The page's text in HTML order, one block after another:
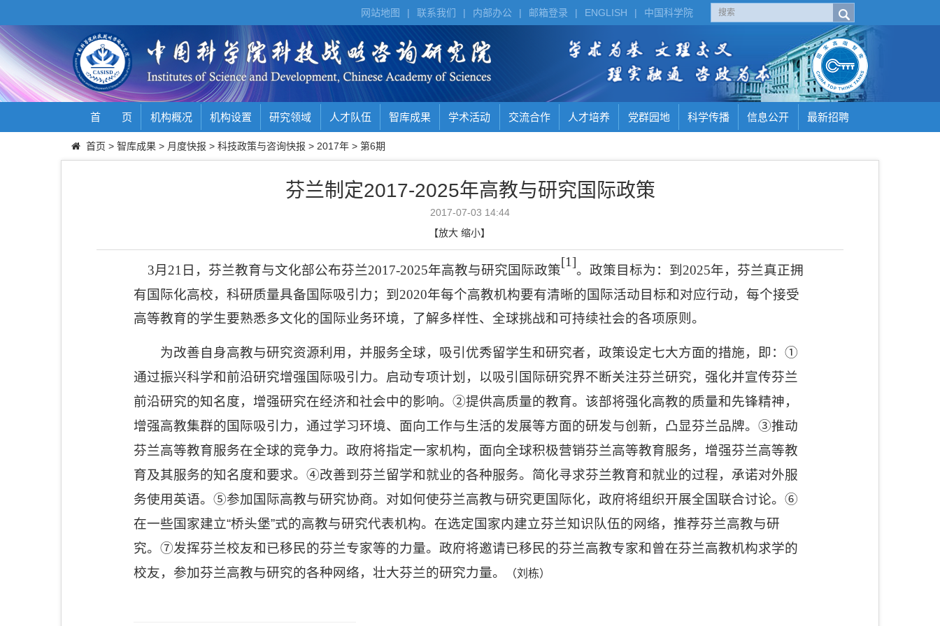
中国科学院
|
ENGLISH
|
邮箱登录
|
内部办公
|
联系我们
|
网站地图
首 页 机构概况 机构设置 研究领域 人才队伍 智库成果 学术活动 交流合作 人才培养 党群园地 科学传播 信息公开 最新招聘
首页 > 智库成果 > 月度快报 > 科技政策与咨询快报 > 2017年 > 第6期
芬兰制定2017-2025年高教与研究国际政策
2017-07-03 14:44
【放大 缩小】
3月 21 日，芬兰教育与文化部公布芬兰2017-2025年高教与研究国际政策
[1]
。政策目标为：到 2025年，芬兰真正拥
有国际化高校，科研质量具备国际吸引力；到 2020年每个高教机构要有清晰的国际活动目标和对应行动，每个接受
高等教育的学生要熟悉多文化的国际业务环境，了解多样性、全球挑战和可持续社会的各项原则。
为改善自身高教与研究资源利用，并服务全球，吸引优秀留学生和研究者，政策设定七大方面的措施，即：①
通过振兴科学和前沿研究增强国际吸引力。启动专项计划，以吸引国际研究界不断关注芬兰研究，强化并宣传芬兰
前沿研究的知名度，增强研究在经济和社会中的影响。②提供高质量的教育。该部将强化高教的质量和先锋精神，
增强高教集群的国际吸引力，通过学习环境、面向工作与生活的发展等方面的研发与创新，凸显芬兰品牌。③推动
芬兰高等教育服务在全球的竞争力。政府将指定一家机构，面向全球积极营销芬兰高等教育服务，增强芬兰高等教
育及其服务的知名度和要求。④改善到芬兰留学和就业的各种服务。简化寻求芬兰教育和就业的过程，承诺对外服
务使用英语。⑤参加国际高教与研究协商。对如何使芬兰高教与研究更国际化，政府将组织开展全国联合讨论。⑥
在一些国家建立“桥头堡”式的高教与研究代表机构。在选定国家内建立芬兰知识队伍的网络，推荐芬兰高教与研
究。⑦发挥芬兰校友和已移民的芬兰专家等的力量。政府将邀请已移民的芬兰高教专家和曾在芬兰高教机构求学的
校友，参加芬兰高教与研究的各种网络，壮大芬兰的研究力量。
（刘栋）